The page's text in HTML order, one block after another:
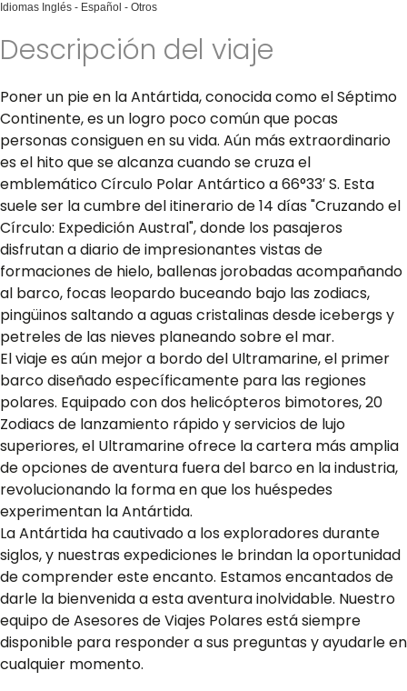
Idiomas Inglés - Español - Otros
Descripción del viaje
Poner un pie en la Antártida, conocida como el Séptimo
Continente, es un logro poco común que pocas
personas consiguen en su vida. Aún más extraordinario
es el hito que se alcanza cuando se cruza el
emblemático Círculo Polar Antártico a 66°33′ S. Esta
suele ser la cumbre del itinerario de 14 días "Cruzando el
Círculo: Expedición Austral", donde los pasajeros
disfrutan a diario de impresionantes vistas de
formaciones de hielo, ballenas jorobadas acompañando
al barco, focas leopardo buceando bajo las zodiacs,
pingüinos saltando a aguas cristalinas desde icebergs y
petreles de las nieves planeando sobre el mar.
El viaje es aún mejor a bordo del Ultramarine, el primer
barco diseñado específicamente para las regiones
polares. Equipado con dos helicópteros bimotores, 20
Zodiacs de lanzamiento rápido y servicios de lujo
superiores, el Ultramarine ofrece la cartera más amplia
de opciones de aventura fuera del barco en la industria,
revolucionando la forma en que los huéspedes
experimentan la Antártida.
La Antártida ha cautivado a los exploradores durante
siglos, y nuestras expediciones le brindan la oportunidad
de comprender este encanto. Estamos encantados de
darle la bienvenida a esta aventura inolvidable. Nuestro
equipo de Asesores de Viajes Polares está siempre
disponible para responder a sus preguntas y ayudarle en
cualquier momento.